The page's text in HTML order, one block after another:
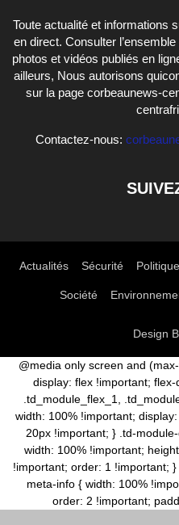
Toute actualité et informations
en direct. Consulter
photos et vidéos publiés en
ailleurs, Nous autorisons
sur la page corbeaunews-
Contactez-nous:
Actualités Sécurité Politique
Société
Design
@media only screen and
display: flex !important;
.td_module_flex_1,
width: 100% !important;
20px !important; } .td-
width: 100% !important;
!important; order: 1 !important;
meta-info { width: 100%
order: 2 !important;